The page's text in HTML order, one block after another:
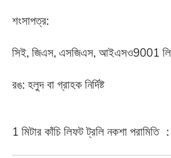
শংসাপত্র:
সিই, জিএস, এসজিএস, আইএসও9001
রঙ: হলুদ বা গ্রাহক নির্দিষ্ট
1 মিটার কাঁচি লিফট ট্রলি নকশা পরামিতি ：